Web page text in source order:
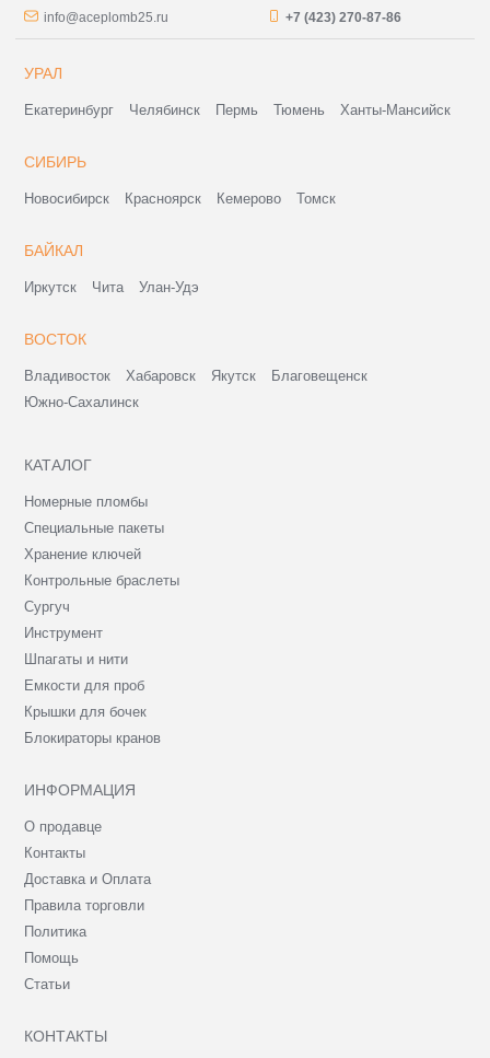
info@aceplomb25.ru +7 (423) 270-87-86
УРАЛ
Екатеринбург Челябинск Пермь Тюмень Ханты-Мансийск
СИБИРЬ
Новосибирск Красноярск Кемерово Томск
БАЙКАЛ
Иркутск Чита Улан-Удэ
ВОСТОК
Владивосток Хабаровск Якутск
Благовещенск
Южно-Сахалинск
КАТАЛОГ
Номерные пломбы
Специальные пакеты
Хранение ключей
Контрольные браслеты
Сургуч
Инструмент
Шпагаты и нити
Емкости для проб
Крышки для бочек
Блокираторы кранов
ИНФОРМАЦИЯ
О продавце
Контакты
Доставка и Оплата
Правила торговли
Политика
Помощь
Статьи
КОНТАКТЫ